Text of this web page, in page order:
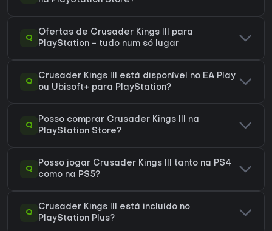
Q
Ofertas de Crusader Kings III para
PlayStation - tudo num só lugar
Q
Crusader Kings III está disponível no EA Play
ou Ubisoft+ para PlayStation?
Q
Posso comprar Crusader Kings III na
PlayStation Store?
Q
Posso jogar Crusader Kings III tanto na PS4
como na PS5?
Q
Crusader Kings III está incluído no
PlayStation Plus?